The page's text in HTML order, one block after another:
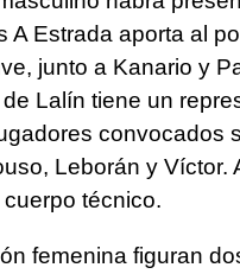
A Estrada aporta al
junto a Kanario y
Lalín tiene un
convocados
Leborán y Víctor.
técnico.
femenina figuran